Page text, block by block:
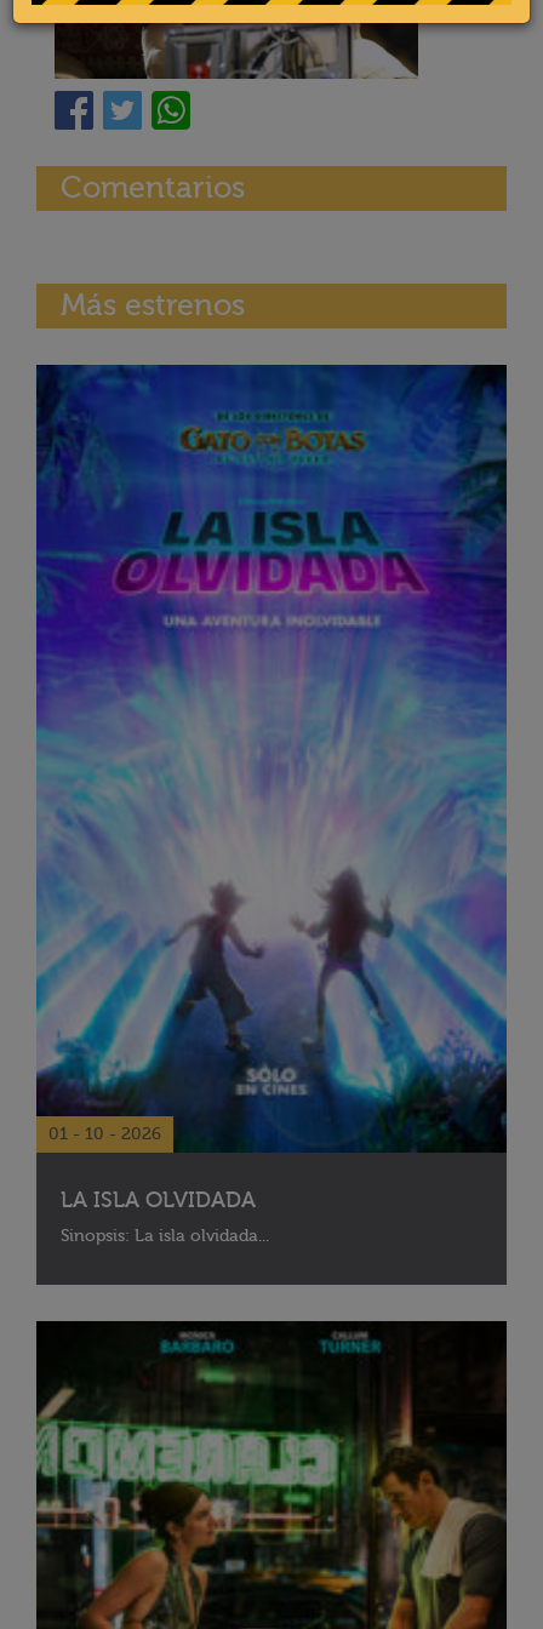
Comentarios
Más estrenos
01 - 10 - 2026
LA ISLA OLVIDADA
Sinopsis: La isla olvidada...